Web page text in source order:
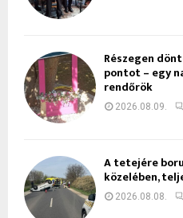
Részegen
pontot – egy
rendőrök
2026.08.09.
A tetejére
közelében,
2026.08.08.